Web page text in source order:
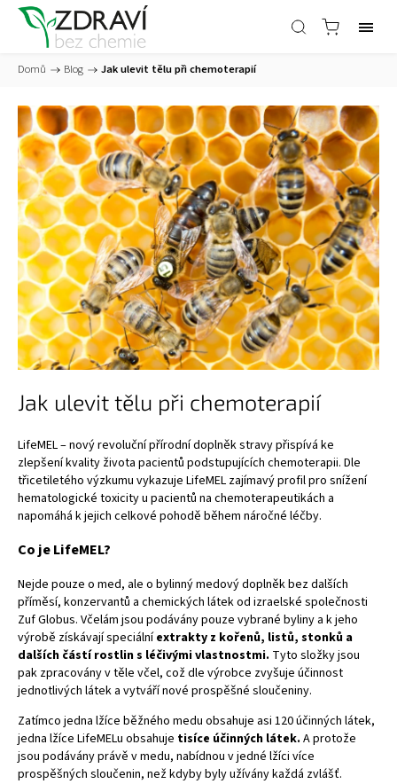
Domů / Blog / Jak ulevit tělu při chemoterapií
Jak ulevit tělu při chemoterapií
LifeMEL –nový revoluční přírodní doplněk stravypřispívá ke
zlepšení kvality života pacientů podstupujících chemoterapii. Dle
třicetiletého výzkumu vykazuje LifeMEL zajímavý profil pro snížení
hematologické toxicity u pacientů na chemoterapeutikách a
napomáhá k jejich celkové pohodě během náročné léčby.
Co je LifeMEL?
Nejde pouze o med, ale o bylinný medový doplněk bez dalších
příměsí, konzervantů a chemických látek od izraelské společnosti
Zuf Globus. Včelám jsou podávány pouze vybrané byliny a k jeho
výrobě získávají speciálníextrakty z kořenů, listů, stonků a
dalších částí rostlin s léčivými vlastnostmi. Tyto složky jsou
pak zpracovány v těle včel, což dle výrobce zvyšuje účinnost
jednotlivých látek a vytváří nové prospěšné sloučeniny.
Zatímco jedna lžíce běžného medu obsahuje asi 120 účinných látek,
jedna lžíce LifeMELu obsahuje tisíce účinných látek. A protože
jsou podávány právě v medu, nabídnou v jedné lžíci více
prospěšných sloučenin, než kdyby byly užívány každá zvlášť.